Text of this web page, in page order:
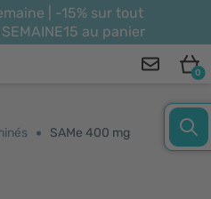
| -15% sur tout
SEMAINE15 au panier
0
SAMe 400 mg